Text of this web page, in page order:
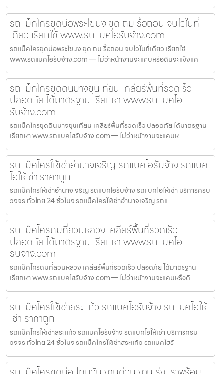
รถแม็คโครขุดบ่อพระโขนง ขุด ถม รื้อถอน จบไวในที่
เดียว เรียกใช้ www.รถแบคโฮรับจ้าง.com
รถแม็คโครขุดบ่อพระโขนง ขุด ถม รื้อถอน จบไวในที่เดียว เรียกใช้
www.รถแบคโฮรับจ้าง.com — ไม่ว่าหน้างานจะแคบหรือดินจะแข็งแค
รถแม็คโครขุดดินบางขุนเทียน เคลียร์พื้นที่รวดเร็ว
ปลอดภัย ได้มาตรฐาน เรียกหา www.รถแบคโฮ
รับจ้าง.com
รถแม็คโครขุดดินบางขุนเทียน เคลียร์พื้นที่รวดเร็ว ปลอดภัย ได้มาตรฐาน
เรียกหา www.รถแบคโฮรับจ้าง.com — ไม่ว่าหน้างานจะแคบห
รถแม็คโครให้เช่าอำนาจเจริญ รถแบคโฮรับจ้าง รถแบค
โฮให้เช่า ราคาถูก
รถแม็คโครให้เช่าอำนาจเจริญ รถแบคโฮรับจ้าง รถแบคโฮให้เช่า บริการครบ
วงจร ทั่วไทย 24 ชั่วโมง รถแม็คโครให้เช่าอำนาจเจริญ รถแ
รถแม็คโครถมที่สวนหลวง เคลียร์พื้นที่รวดเร็ว
ปลอดภัย ได้มาตรฐาน เรียกหา www.รถแบคโฮ
รับจ้าง.com
รถแม็คโครถมที่สวนหลวง เคลียร์พื้นที่รวดเร็ว ปลอดภัย ได้มาตรฐาน
เรียกหา www.รถแบคโฮรับจ้าง.com — ไม่ว่าหน้างานจะแคบหรือดิ
รถแม็คโครให้เช่าสระแก้ว รถแบคโฮรับจ้าง รถแบคโฮให้
เช่า ราคาถูก
รถแม็คโครให้เช่าสระแก้ว รถแบคโฮรับจ้าง รถแบคโฮให้เช่า บริการครบ
วงจร ทั่วไทย 24 ชั่วโมง รถแม็คโครให้เช่าสระแก้ว รถแบคโฮรั